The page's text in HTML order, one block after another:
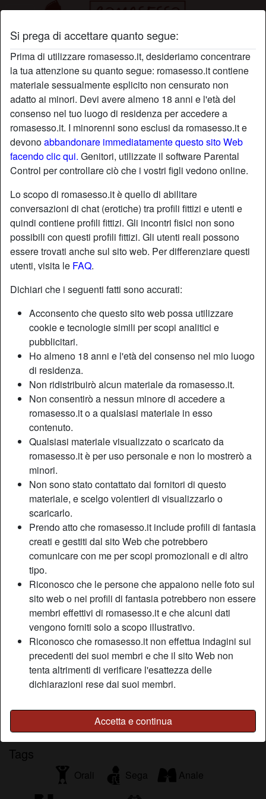
Si prega di accettare quanto segue:
Prima di utilizzare romasesso.it, desideriamo concentrare
la tua attenzione su quanto segue: romasesso.it contiene
materiale sessualmente esplicito non censurato non
adatto ai minori. Devi avere almeno 18 anni e l'età del
consenso nel tuo luogo di residenza per accedere a
romasesso.it. I minorenni sono esclusi da romasesso.it e
devonoabbandonare immediatamente questo sito Web
facendo clic qui. Genitori, utilizzate il software Parental
Control per controllare ciò che i vostri figli vedono online.
Lo scopo di romasesso.it è quello di abilitare
conversazioni di chat (erotiche) tra profili fittizi e utenti e
quindi contiene profili fittizi. Gli incontri fisici non sono
possibili con questi profili fittizi. Gli utenti reali possono
essere trovati anche sul sito web. Per differenziare questi
utenti, visita le FAQ.
Dichiari che i seguenti fatti sono accurati:
Acconsento che questo sito web possa utilizzare
cookie e tecnologie simili per scopi analitici e
pubblicitari.
Ho almeno 18 anni e l'età del consenso nel mio luogo
di residenza.
Non ridistribuirò alcun materiale da romasesso.it.
Non consentirò a nessun minore di accedere a
romasesso.it o a qualsiasi materiale in esso
contenuto.
Qualsiasi materiale visualizzato o scaricato da
romasesso.it è per uso personale e non lo mostrerò a
minori.
Non sono stato contattato dai fornitori di questo
materiale, e scelgo volentieri di visualizzarlo o
scaricarlo.
Prendo atto che romasesso.it include profili di fantasia
creati e gestiti dal sito Web che potrebbero
comunicare con me per scopi promozionali e di altro
tipo.
Riconosco che le persone che appaiono nelle foto sul
sito web o nei profili di fantasia potrebbero non essere
membri effettivi di romasesso.it e che alcuni dati
vengono forniti solo a scopo illustrativo.
Riconosco che romasesso.it non effettua indagini sui
precedenti dei suoi membri e che il sito Web non
tenta altrimenti di verificare l'esattezza delle
dichiarazioni rese dai suoi membri.
Accetta e continua
Profilo di boccagold
starAggiungi chatChatta adesso
Nickname:
Boccagold
Età:
32
Paese:
Provincia:
Roma
Sesso:
Sessualità:
Etero
Relazione:
Single
Colore degli occhi:
Castani
Depilata:
Descrizione
I miei ex non si sono mai lamentati dei miei massaggi di
bocca. Io adoro tantissimo i preliminari e sono una donna
molto caliente a letto. Per ora cerco un uomo sveglio a letto
e che non sia solamente un bluff!
Uomo, Etero, Bisessuale
Tags
Orali Sega Anale